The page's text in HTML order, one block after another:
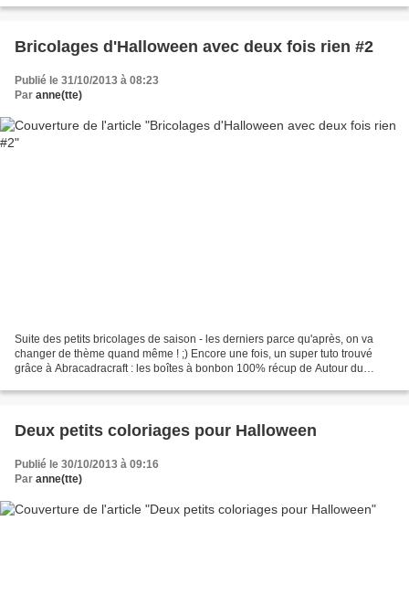
Bricolages d'Halloween avec deux fois rien #2
Publié le 31/10/2013 à 08:23
Par anne(tte)
Suite des petits bricolages de saison - les derniers parce qu'après, on va
changer de thème quand même ! ;) Encore une fois, un super tuto trouvé
grâce à Abracadracraft : les boîtes à bonbon 100% récup de Autour du
Deux petits coloriages pour Halloween
Publié le 30/10/2013 à 09:16
Par anne(tte)